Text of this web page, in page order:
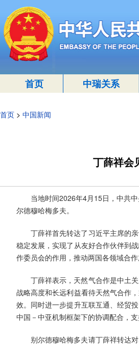
首页 中瑞关系
首页 > 中国新闻
丁薛祥会
当地时间2026年4月15日，中共
尔德穆哈梅多夫。
丁薛祥首先转达了习近平主席的
稳定发展，实现了从友好合作伙伴到
作委员会的作用，推动两国各领域合作
丁薛祥表示，天然气合作是中土
战略高度和长远利益看待天然气合作
效。同时进一步提升互联互通、经贸
中国－中亚机制框架下的协调配合，
别尔德穆哈梅多夫请丁薛祥转达